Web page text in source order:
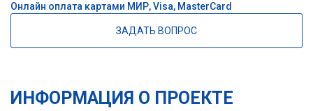
Онлайн оплата картами МИР, Visa, MasterCard
ЗАДАТЬ ВОПРОС
ИНФОРМАЦИЯ О ПРОЕКТЕ